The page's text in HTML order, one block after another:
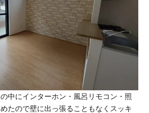
中にインターホン・風呂リモコン・照
たので壁に出っ張ることもなくスッキ